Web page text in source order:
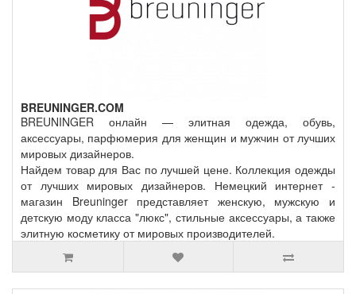
BREUNINGER.COM
BREUNINGER онлайн — элитная одежда, обувь,
аксессуары, парфюмерия для женщин и мужчин от лучших
мировых дизайнеров.
Найдем товар для Вас по лучшей цене. Коллекция одежды
от лучших мировых дизайнеров. Немецкий интернет -
магазин Breuninger представляет женскую, мужскую и
детскую моду класса "люкс", стильные аксессуары, а также
элитную косметику от мировых производителей.